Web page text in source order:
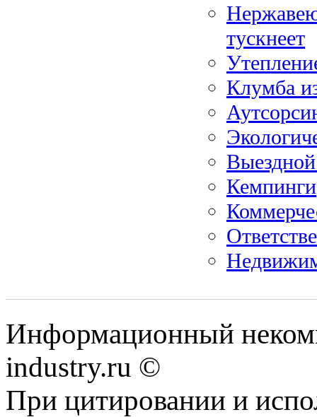
тускнеет
Клумба
Кемпинги
Информационный
industry.ru ©
При цитировании и